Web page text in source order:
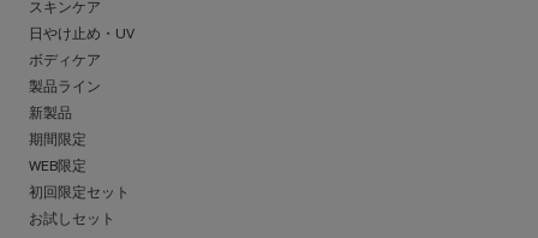
スキンケア
日やけ止め・UV
ボディケア
製品ライン
新製品
期間限定
WEB限定
初回限定セット
お試しセット